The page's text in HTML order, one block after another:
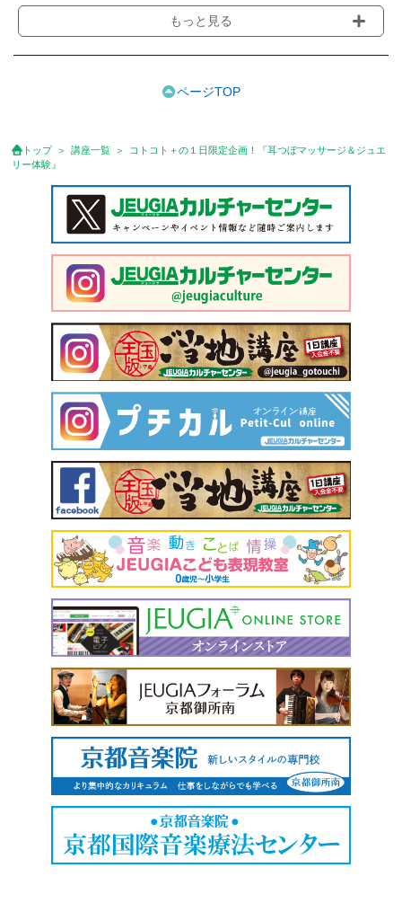
す。
●受講料には、教材費・材料費・その他費用が含まれております。
中止する場合は、体験料を返金させていただきます。
●お支払い完了後の、当日キャンセル・途中入室（遅刻）・途中退
●体験前々日の19時(営業時間内)までにご連絡をいただいた場合は
キャンセル料は発生いたしませんが、営業時間終了後(19時以降)ま
た当日キャンセルの場合は、予定していた体験料金の50％をキャ
ンセル料としてお支払い願います。
●参加人数が一定に満たない場合、体験を中止または延期すること
があります。
もっと見る
ページTOP
トップ 講座一覧
コトコト＋の１日限定企画！『耳つぼマッサージ＆ジュエ
リー体験』